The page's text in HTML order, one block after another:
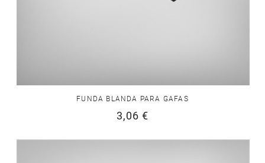
FUNDA BLANDA PARA GAFAS
3,06 €